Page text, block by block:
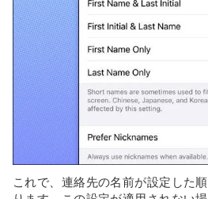
これで、連絡先の名前が設定した